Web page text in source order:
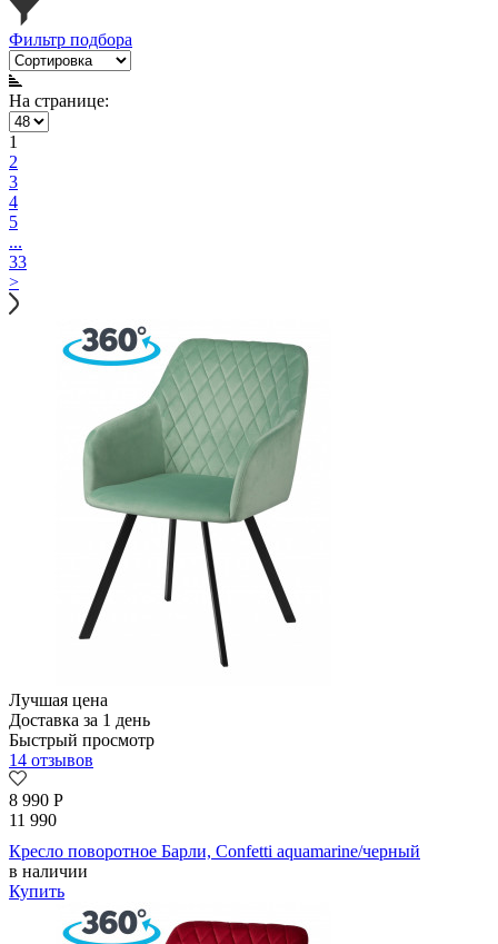
Фильтр подбора
На странице:
1
2
3
4
5
...
33
>
Лучшая цена
Доставка за 1 день
Быстрый просмотр
14 отзывов
8 990 Р
11 990
Кресло поворотное Барли, Confetti aquamarine/черный
в наличии
Купить